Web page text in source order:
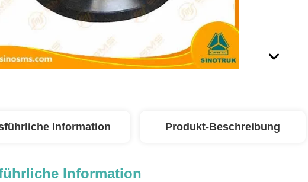
Information Produkt-Beschreibung
Information